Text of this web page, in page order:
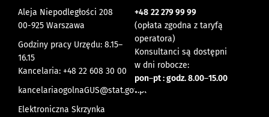
Aleja Niepodległości 208
00-925 Warszawa
Godziny pracy Urzędu: 8.15–
16.15
Kancelaria: +48 22 608 30 00
kancelariaogolnaGUS@stat.gov.pl
Elektroniczna Skrzynka
+48 22 279 99 99
(opłata zgodna z taryfą
operatora)
Konsultanci są dostępni
w dni robocze:
pon–pt : godz. 8.00–15.00